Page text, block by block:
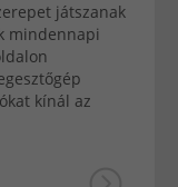
játszanak
mindennapi
kínál az